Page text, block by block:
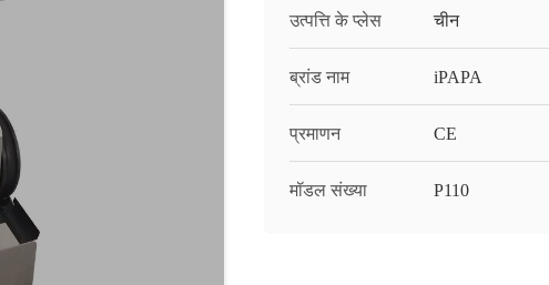
उत्पत्ति के प्लेस चीन
ब्रांड नाम iPAPA
प्रमाणन CE
मॉडल संख्या P110